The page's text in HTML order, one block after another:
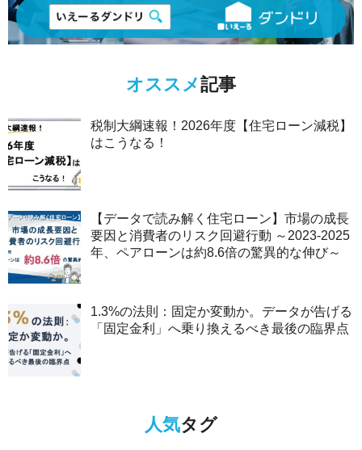
オススメ記事
税制大綱速報！2026年度【住宅ローン減税】
はこうなる！
【データで読み解く住宅ローン】市場の成長
要因と消費者のリスク回避行動 ～2023-2025
年、ペアローンは約8.6倍の驚異的な伸び～
1.3%の法則：固定か変動か。データが告げる
「固定金利」へ乗り換えるべき最後の臨界点
人気タグ